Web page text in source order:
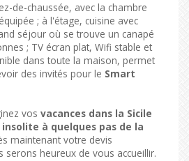
de-chaussée, avec la chambre
; à l'étage, cuisine avec
séjour où se trouve un canapé
; TV écran plat, Wifi stable et
dans toute la maison, permet
des invités pour le Smart
vos vacances dans la Sicile
à quelques pas de la
maintenant votre devis
serons heureux de vous accueillir.